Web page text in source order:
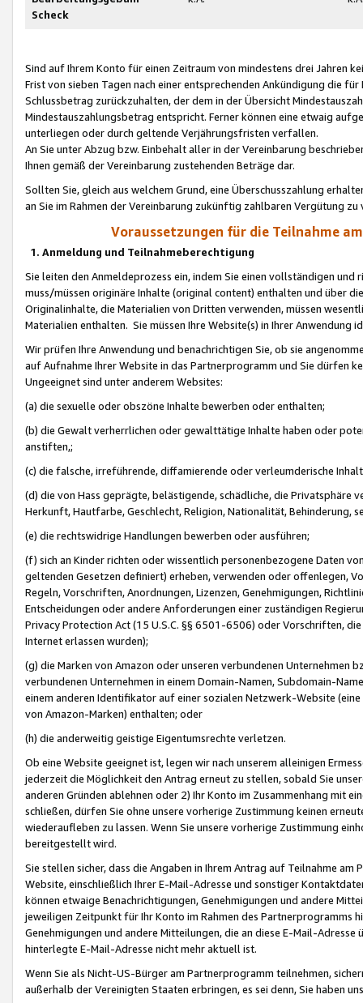
Scheck
Sind auf Ihrem Konto für einen Zeitraum von mindestens drei Jahren
Frist von sieben Tagen nach einer entsprechenden Ankündigung die
Schlussbetrag zurückzuhalten, der dem in der Übersicht
Mindestauszahlungsbetrag entspricht. Ferner können eine etwaig
unterliegen oder durch geltende Verjährungsfristen verfallen.
An Sie unter Abzug bzw. Einbehalt aller in der Vereinbarung
Ihnen gemäß der Vereinbarung zustehenden Beträge dar.
Sollten Sie, gleich aus welchem Grund, eine Überschusszahlung
an Sie im Rahmen der Vereinbarung zukünftig zahlbaren Vergütung zu
Voraussetzungen für die Teilnahme
1. Anmeldung und Teilnahmeberechtigung
Sie leiten den Anmeldeprozess ein, indem Sie einen vollständigen
muss/müssen originäre Inhalte (original content) enthalten und über
Originalinhalte, die Materialien von Dritten verwenden, müssen
Materialien enthalten. Sie müssen Ihre Website(s) in Ihrer Anwendung
Wir prüfen Ihre Anwendung und benachrichtigen Sie, ob sie
auf Aufnahme Ihrer Website in das Partnerprogramm und Sie dürfen
Ungeeignet sind unter anderem Websites:
(a) die sexuelle oder obszöne Inhalte bewerben oder enthalten;
(b) die Gewalt verherrlichen oder gewalttätige Inhalte haben oder
anstiften,;
(c) die falsche, irreführende, diffamierende oder verleumderische
(d) die von Hass geprägte, belästigende, schädliche, die Privatsphäre
Herkunft, Hautfarbe, Geschlecht, Religion, Nationalität, Behinderung,
(e) die rechtswidrige Handlungen bewerben oder ausführen;
(f) sich an Kinder richten oder wissentlich personenbezogene Daten
geltenden Gesetzen definiert) erheben, verwenden oder offenlegen,
Regeln, Vorschriften, Anordnungen, Lizenzen, Genehmigungen,
Entscheidungen oder andere Anforderungen einer zuständigen
Privacy Protection Act (15 U.S.C. §§ 6501-6506) oder Vorschriften,
Internet erlassen wurden);
(g) die Marken von Amazon oder unseren verbundenen Unternehmen
verbundenen Unternehmen in einem Domain-Namen, Subdomain-
einem anderen Identifikator auf einer sozialen Netzwerk-Website
von Amazon-Marken) enthalten; oder
(h) die anderweitig geistige Eigentumsrechte verletzen.
Ob eine Website geeignet ist, legen wir nach unserem alleinigen
jederzeit die Möglichkeit den Antrag erneut zu stellen, sobald Sie
anderen Gründen ablehnen oder 2) Ihr Konto im Zusammenhang mit
schließen, dürfen Sie ohne unsere vorherige Zustimmung keinen
wiederaufleben zu lassen. Wenn Sie unsere vorherige Zustimmung
bereitgestellt wird.
Sie stellen sicher, dass die Angaben in Ihrem Antrag auf Teilnahme
Website, einschließlich Ihrer E-Mail-Adresse und sonstiger
können etwaige Benachrichtigungen, Genehmigungen und andere
jeweiligen Zeitpunkt für Ihr Konto im Rahmen des Partnerprogramms
Genehmigungen und andere Mitteilungen, die an diese E-Mail-
hinterlegte E-Mail-Adresse nicht mehr aktuell ist.
Wenn Sie als Nicht-US-Bürger am Partnerprogramm teilnehmen,
außerhalb der Vereinigten Staaten erbringen, es sei denn, Sie haben